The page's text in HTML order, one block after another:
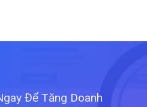
Để Tăng Doanh